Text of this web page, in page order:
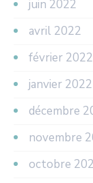
juin 2022
avril 2022
février 2022
janvier 2022
décembre
novembre
octobre